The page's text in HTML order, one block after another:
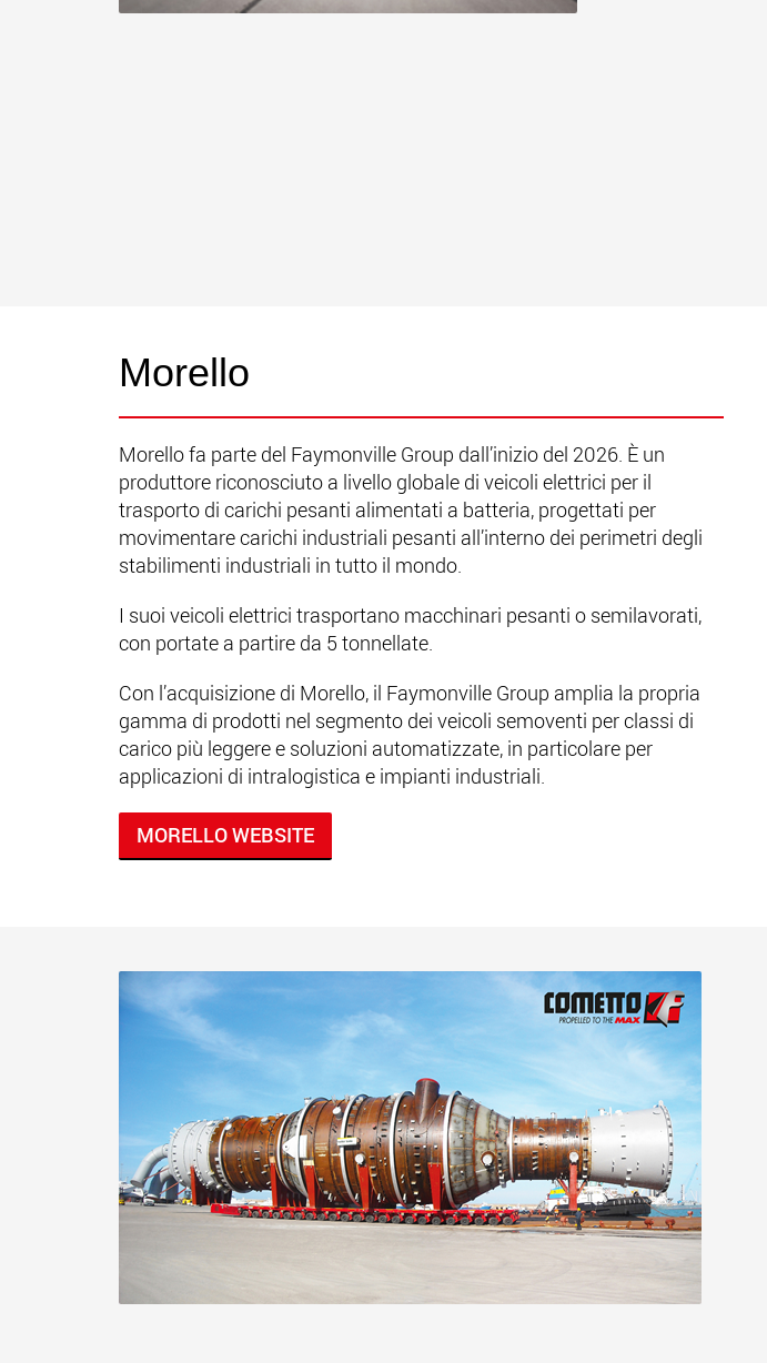
Morello
Morello fa parte del Faymonville Group dall’inizio del 2026. È un
produttore riconosciuto a livello globale di veicoli elettrici per il
trasporto di carichi pesanti alimentati a batteria, progettati per
movimentare carichi industriali pesanti all’interno dei perimetri degli
stabilimenti industriali in tutto il mondo.
I suoi veicoli elettrici trasportano macchinari pesanti o semilavorati,
con portate a partire da 5 tonnellate.
Con l’acquisizione di Morello, il Faymonville Group amplia la propria
gamma di prodotti nel segmento dei veicoli semoventi per classi di
carico più leggere e soluzioni automatizzate, in particolare per
applicazioni di intralogistica e impianti industriali.
MORELLO WEBSITE